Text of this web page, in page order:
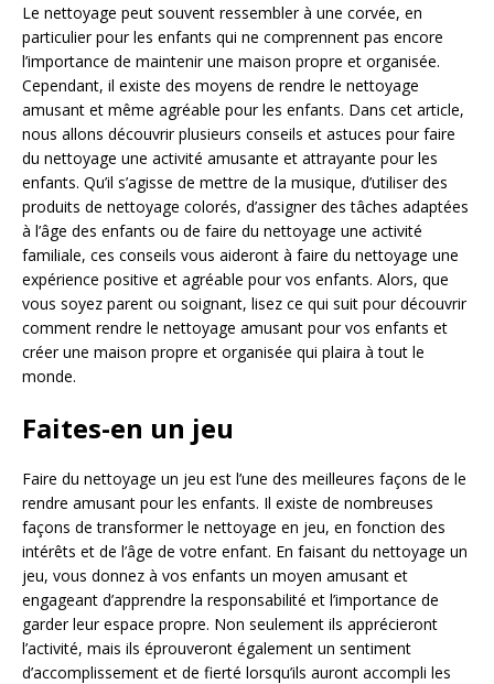
Le nettoyage peut souvent ressembler à une corvée, en
particulier pour les enfants qui ne comprennent pas encore
l’importance de maintenir une maison propre et organisée.
Cependant, il existe des moyens de rendre le nettoyage
amusant et même agréable pour les enfants. Dans cet article,
nous allons découvrir plusieurs conseils et astuces pour faire
du nettoyage une activité amusante et attrayante pour les
enfants. Qu’il s’agisse de mettre de la musique, d’utiliser des
produits de nettoyage colorés, d’assigner des tâches adaptées
à l’âge des enfants ou de faire du nettoyage une activité
familiale, ces conseils vous aideront à faire du nettoyage une
expérience positive et agréable pour vos enfants. Alors, que
vous soyez parent ou soignant, lisez ce qui suit pour découvrir
comment rendre le nettoyage amusant pour vos enfants et
créer une maison propre et organisée qui plaira à tout le
monde.
Faites-en un jeu
Faire du nettoyage un jeu est l’une des meilleures façons de le
rendre amusant pour les enfants. Il existe de nombreuses
façons de transformer le nettoyage en jeu, en fonction des
intérêts et de l’âge de votre enfant. En faisant du nettoyage un
jeu, vous donnez à vos enfants un moyen amusant et
engageant d’apprendre la responsabilité et l’importance de
garder leur espace propre. Non seulement ils apprécieront
l’activité, mais ils éprouveront également un sentiment
d’accomplissement et de fierté lorsqu’ils auront accompli les